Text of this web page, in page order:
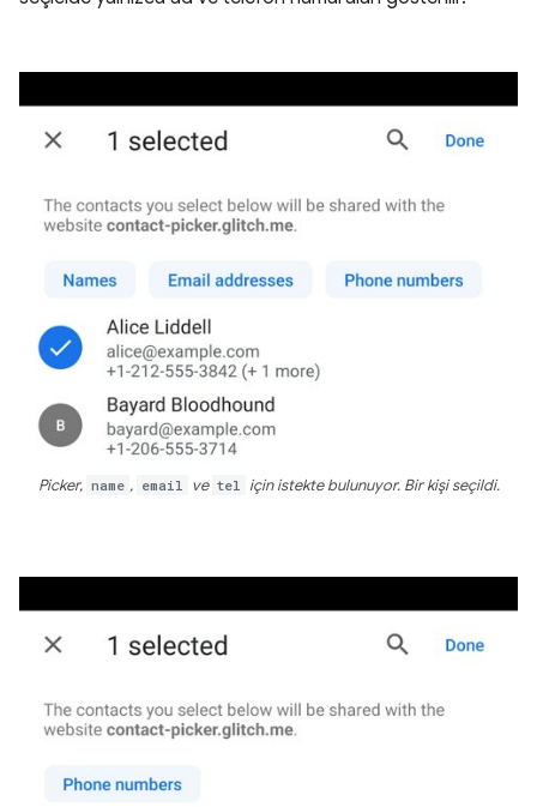
Picker, name , email ve tel için istekte bulunuyor. Bir kişi seçildi.